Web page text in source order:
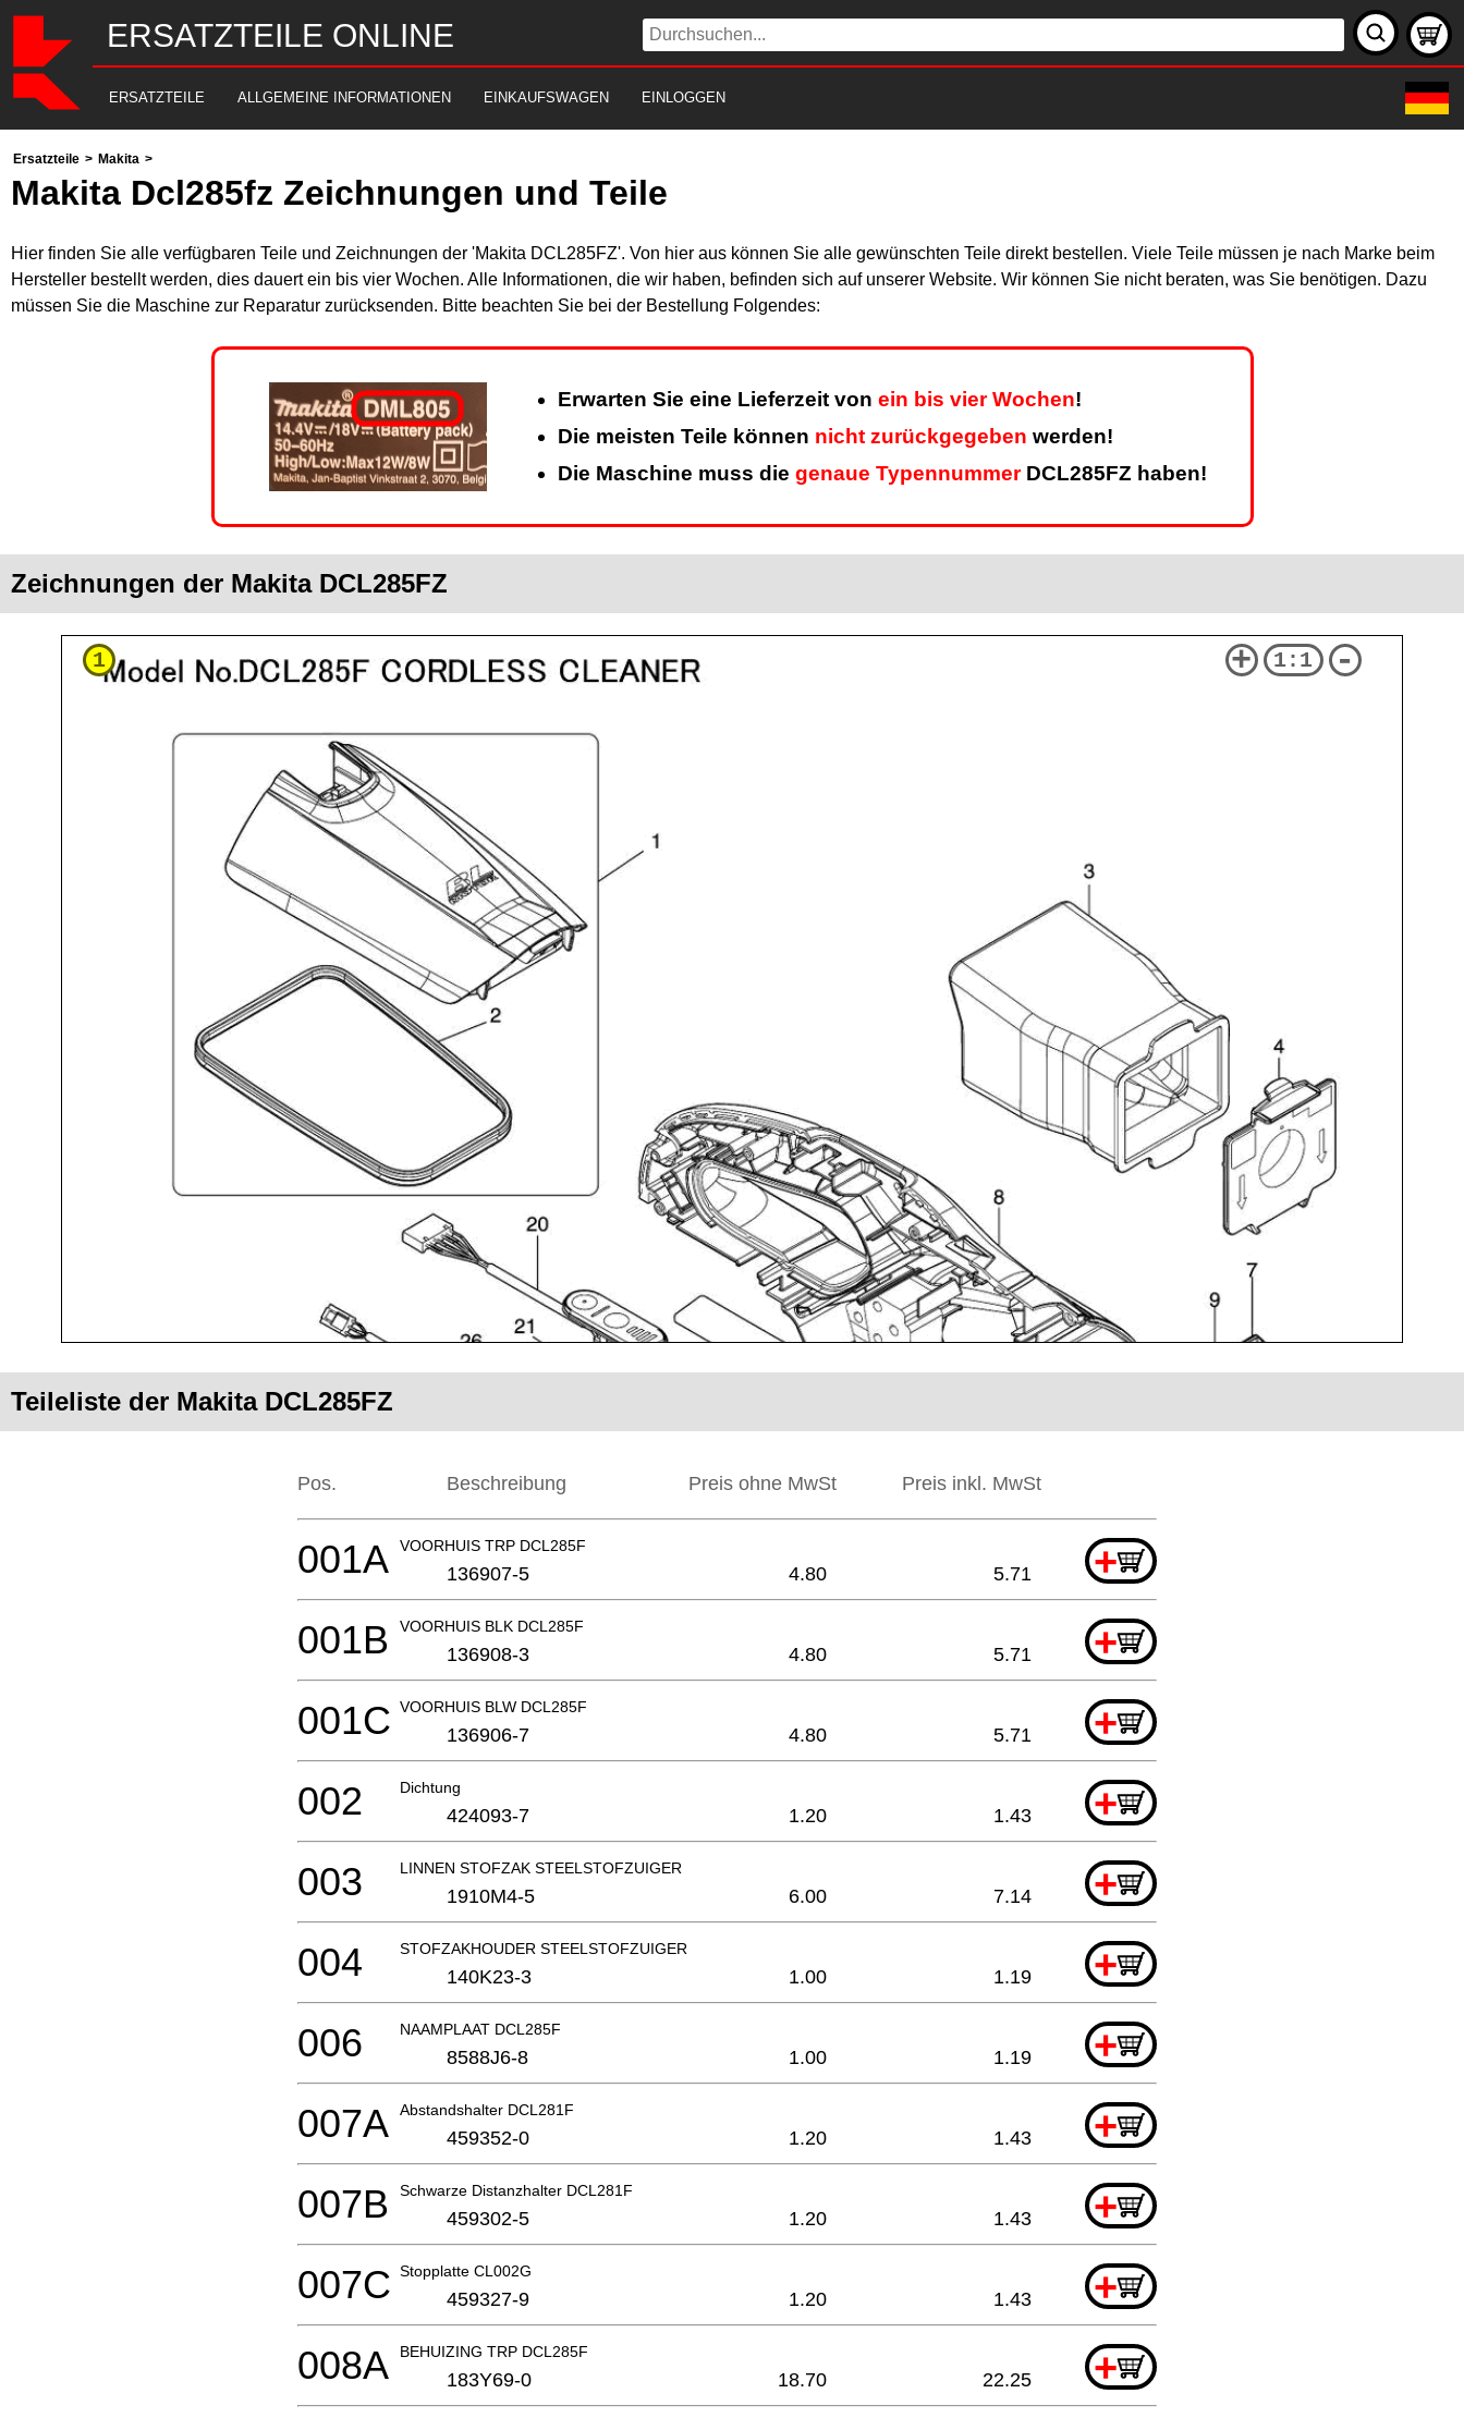
ERSATZTEILE ONLINE
ERSATZTEILE ALLGEMEINE INFORMATIONEN EINKAUFSWAGEN EINLOGGEN
Ersatzteile > Makita >
Makita Dcl285fz Zeichnungen und Teile
Hier finden Sie alle verfügbaren Teile und Zeichnungen der 'Makita DCL285FZ'. Von hier aus können Sie alle gewünschten Teile direkt bestellen. Viele Teile müssen je nach Marke beim
Hersteller bestellt werden, dies dauert ein bis vier Wochen. Alle Informationen, die wir haben, befinden sich auf unserer Website. Wir können Sie nicht beraten, was Sie benötigen. Dazu
müssen Sie die Maschine zur Reparatur zurücksenden. Bitte beachten Sie bei der Bestellung Folgendes:
Erwarten Sie eine Lieferzeit von ein bis vier Wochen!
Die meisten Teile können nicht zurückgegeben werden!
Die Maschine muss die genaue TypennummerDCL285FZ haben!
Zeichnungen der Makita DCL285FZ
1 + 1:1 -
Teileliste der Makita DCL285FZ
Pos. Beschreibung Preis ohne MwSt Preis inkl. MwSt
VOORHUIS TRP DCL285F +
001A 136907-5 4.80 5.71
VOORHUIS BLK DCL285F +
001B 136908-3 4.80 5.71
VOORHUIS BLW DCL285F +
001C 136906-7 4.80 5.71
Dichtung +
002 424093-7 1.20 1.43
LINNEN STOFZAK STEELSTOFZUIGER +
003 1910M4-5 6.00 7.14
STOFZAKHOUDER STEELSTOFZUIGER +
004 140K23-3 1.00 1.19
NAAMPLAAT DCL285F +
006 8588J6-8 1.00 1.19
Abstandshalter DCL281F +
007A 459352-0 1.20 1.43
Schwarze Distanzhalter DCL281F +
007B 459302-5 1.20 1.43
Stopplatte CL002G +
007C 459327-9 1.20 1.43
BEHUIZING TRP DCL285F +
008A 183Y69-0 18.70 22.25